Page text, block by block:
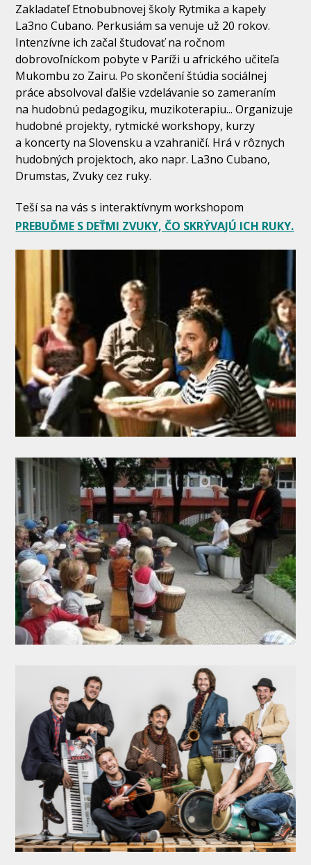
Zakladateľ Etnobubnovej školy Rytmika a kapely
La3no Cubano. Perkusiám sa venuje už 20 rokov.
Intenzívne ich začal študovať na ročnom
dobrovoľníckom pobyte v Paríži u afrického učiteľa
Mukombu zo Zairu. Po skončení štúdia sociálnej
práce absolvoval ďalšie vzdelávanie so zameraním
na hudobnú pedagogiku, muzikoterapiu... Organizuje
hudobné projekty, rytmické workshopy, kurzy
a koncerty na Slovensku a vzahraničí. Hrá v rôznych
hudobných projektoch, ako napr. La3no Cubano,
Drumstas, Zvuky cez ruky.
Teší sa na vás s interaktívnym workshopom
PREBUĎME S DEŤMI ZVUKY, ČO SKRÝVAJÚ ICH RUKY.